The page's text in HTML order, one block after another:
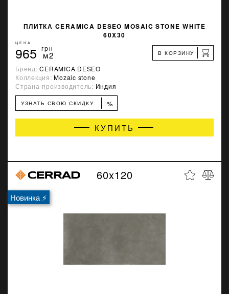
ПЛИТКА CERAMICA DESEO MOSAIC STONE WHITE
60X30
ЦЕНА
965 грн
м2 В КОРЗИНУ
Бренд:CERAMICA DESEO
Коллекция:Mozaic stone
Страна-производитель: Индия
УЗНАТЬ СВОЮ СКИДКУ %
КУПИТЬ
Новинка ⚡
60x120